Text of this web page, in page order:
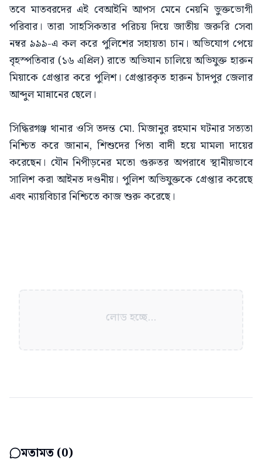
তবে মাতবরদের এই বেআইনি আপস মেনে নেয়নি ভুক্তভোগী
পরিবার। তারা সাহসিকতার পরিচয় দিয়ে জাতীয় জরুরি সেবা
নম্বর ৯৯৯-এ কল করে পুলিশের সহায়তা চান। অভিযোগ পেয়ে
বৃহস্পতিবার (১৬ এপ্রিল) রাতে অভিযান চালিয়ে অভিযুক্ত হারুন
মিয়াকে গ্রেপ্তার করে পুলিশ। গ্রেপ্তারকৃত হারুন চাঁদপুর জেলার
আব্দুল মান্নানের ছেলে।
সিদ্ধিরগঞ্জ থানার ওসি তদন্ত মো. মিজানুর রহমান ঘটনার সত্যতা
নিশ্চিত করে জানান, শিশুদের পিতা বাদী হয়ে মামলা দায়ের
করেছেন। যৌন নিপীড়নের মতো গুরুতর অপরাধে স্থানীয়ভাবে
সালিশ করা আইনত দণ্ডনীয়। পুলিশ অভিযুক্তকে গ্রেপ্তার করেছে
এবং ন্যায়বিচার নিশ্চিতে কাজ শুরু করেছে।
লোড হচ্ছে...
মতামত (0)